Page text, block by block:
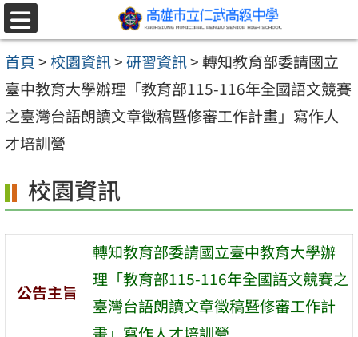
跳至主要內容區
選
單
首頁>校園資訊>研習資訊>轉知教育部委請國立
臺中教育大學辦理「教育部115-116年全國語文競賽
之臺灣台語朗讀文章徵稿暨修審工作計畫」寫作人
才培訓營
校園資訊
公告主旨
轉知教育部委請國立臺中教育大學辦
理「教育部115-116年全國語文競賽之
臺灣台語朗讀文章徵稿暨修審工作計